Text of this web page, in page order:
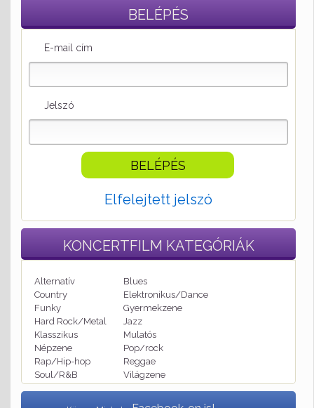
BELÉPÉS
E-mail cím
Jelszó
Elfelejtett jelszó
KONCERTFILM KATEGÓRIÁK
Alternatív
Blues
Country
Elektronikus/Dance
Funky
Gyermekzene
Hard Rock/Metal
Jazz
Klasszikus
Mulatós
Népzene
Pop/rock
Rap/Hip-hop
Reggae
Soul/R&B
Világzene